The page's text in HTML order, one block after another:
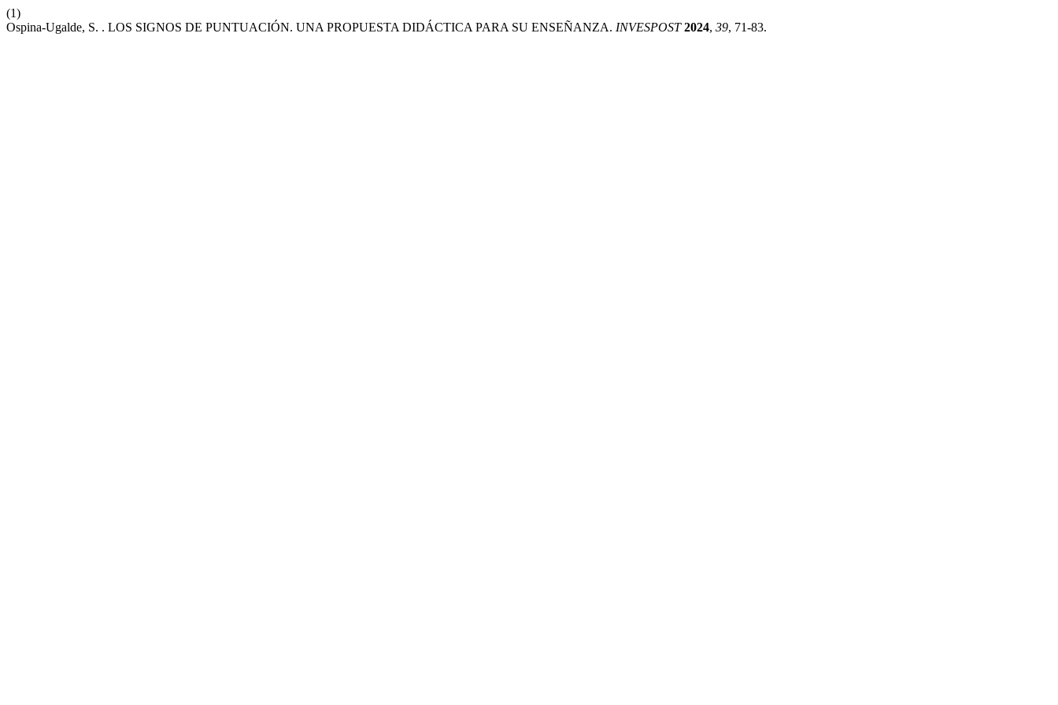
(1)
Ospina-Ugalde, S. . LOS SIGNOS DE PUNTUACIÓN. UNA PROPUESTA DIDÁCTICA PARA SU ENSEÑANZA. INVESPOST 2024, 39, 71-83.